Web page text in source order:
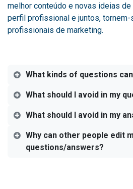
melhor conteúdo e novas ideias
perfil profissional e juntos,
profissionais de marketing.
What kinds of questions
What should I avoid in my
What should I avoid in my
Why can other people edit
questions/answers?